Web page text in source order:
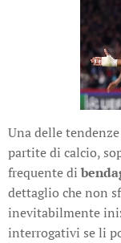
Una delle
partite di calcio,
frequente di
dettaglio che non
inevitabilmente
interrogativi se li